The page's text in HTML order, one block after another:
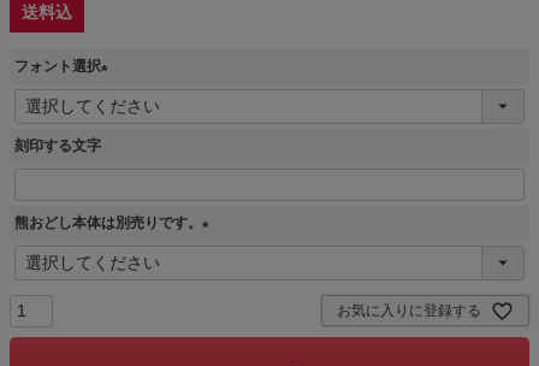
送料込
フォント選択
(
必
)
刻印する文字
熊おどし本体は別売りです。
必
お気に入りに登録する